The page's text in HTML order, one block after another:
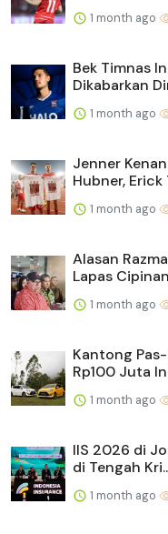
1 month ago
Bek Timnas
Dikabarkan
1 month ago
Jenner
Hubner, Erick
1 month ago
Alasan
Lapas
1 month ago
Kantong
Rp100 Juta
1 month ago
IIS 2026 di
di Tengah
1 month ago